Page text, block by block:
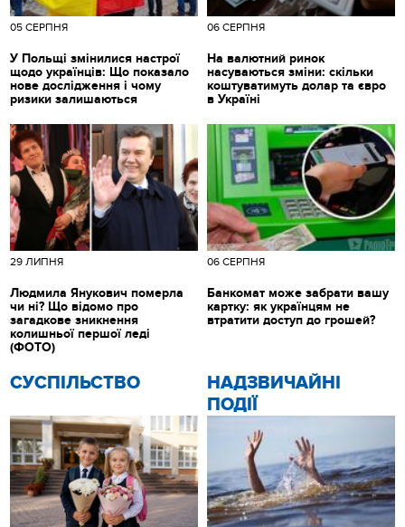
05 СЕРПНЯ
У Польщі змінилися настрої
щодо українців: Що показало
нове дослідження і чому
ризики залишаються
06 СЕРПНЯ
На валютний ринок
насуваються зміни: скільки
коштуватимуть долар та євро
в Україні
CУСПІЛЬСТВО
НАДЗВИЧАЙНІ
ПОДІЇ
29 ЛИПНЯ
Людмила Янукович померла
чи ні? Що відомо про
загадкове зникнення
колишньої першої леді
(ФОТО)
06 СЕРПНЯ
Банкомат може забрати вашу
картку: як українцям не
втратити доступ до грошей?